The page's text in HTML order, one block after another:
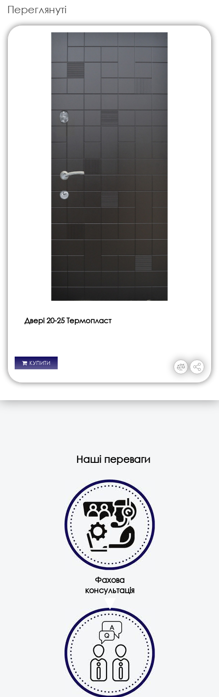
Переглянуті
Двері 20-25 Термопласт
КУПИТИ
Наші переваги
Фахова
консультація